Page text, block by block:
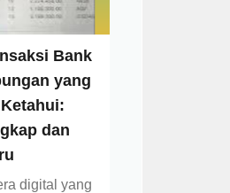
Bank
yang
dan
digital yang